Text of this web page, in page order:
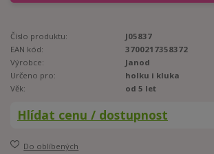
Číslo produktu:
J05837
EAN kód:
3700217358372
Výrobce:
Janod
Určeno pro:
holku i kluka
Věk:
od 5 let
Hlídat cenu / dostupnost
Do oblíbených